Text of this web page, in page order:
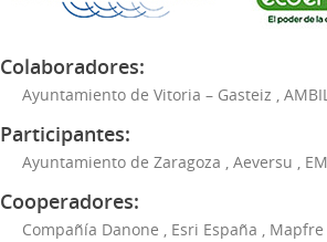
Colaboradores:
Ayuntamiento de Vitoria – Gasteiz
Participantes:
Ayuntamiento de Zaragoza Aeversu
Cooperadores:
Compañía Danone Esri España Mapfre